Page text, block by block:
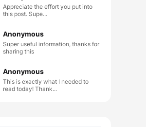
Appreciate the effort you put into
this post. Supe...
Anonymous
Super useful information, thanks for
sharing this
Anonymous
This is exactly what I needed to
read today! Thank...